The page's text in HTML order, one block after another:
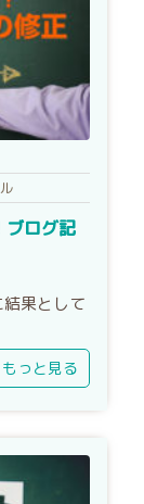
ブログ記
果として
もっと見る